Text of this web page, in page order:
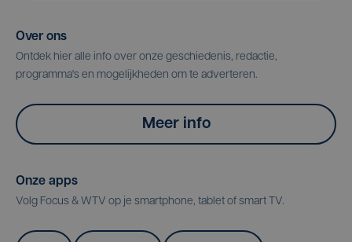
Over ons
Ontdek hier alle info over onze geschiedenis, redactie,
programma's en mogelijkheden om te adverteren.
Meer info
Onze apps
Volg Focus & WTV op je smartphone, tablet of smart TV.